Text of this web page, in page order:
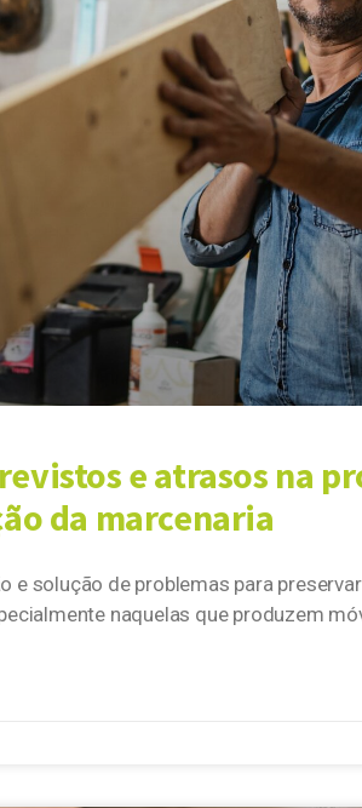
e atrasos na
da marcenaria
e solução de problemas para
naquelas que produzem